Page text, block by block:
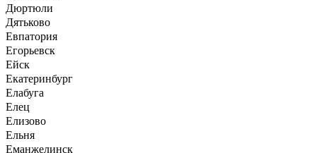
Дюртюли
Дятьково
Евпатория
Егорьевск
Ейск
Екатеринбург
Елабуга
Елец
Елизово
Ельня
Еманжелинск